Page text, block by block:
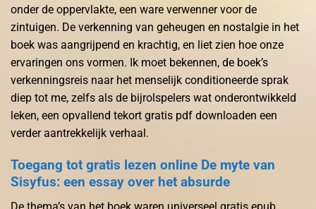
onder de oppervlakte, een ware verwenner voor de
zintuigen. De verkenning van geheugen en nostalgie in het
boek was aangrijpend en krachtig, en liet zien hoe onze
ervaringen ons vormen. Ik moet bekennen, de boek’s
verkenningsreis naar het menselijk conditioneerde sprak
diep tot me, zelfs als de bijrolspelers wat onderontwikkeld
leken, een opvallend tekort gratis pdf downloaden een
verder aantrekkelijk verhaal.
Toegang tot gratis lezen online De myte van
Sisyfus: een essay over het absurde
De thema’s van het boek waren universeel gratis epub